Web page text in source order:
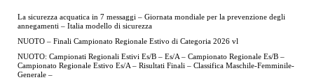
La sicurezza acquatica in 7 messaggi – Giornata mondiale per la prevenzione degli
annegamenti – Italia modello di sicurezza
NUOTO – Finali Campionato Regionale Estivo di Categoria 2026 vl
NUOTO: Campionati Regionali Estivi Es/B – Es/A – Campionato Regionale Es/B –
Campionato Regionale Estivo Es/A – Risultati Finali – Classifica Maschile-Femminile-
Generale –